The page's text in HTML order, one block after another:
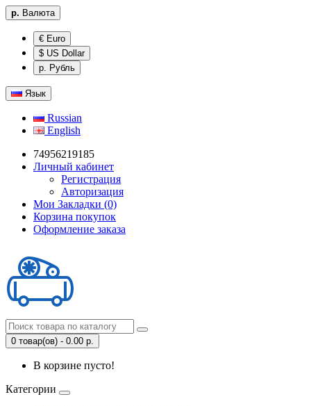
р. Валюта
€ Euro
$ US Dollar
р. Рубль
Язык
Russian
English
74956219185
Личный кабинет
Регистрация
Авторизация
Мои Закладки (0)
Корзина покупок
Оформление заказа
0 товар(ов) - 0.00 р.
В корзине пусто!
Категории